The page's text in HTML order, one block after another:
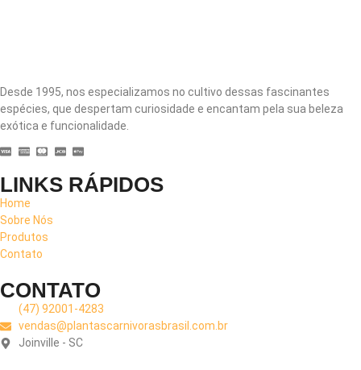
Desde 1995, nos especializamos no cultivo dessas fascinantes
espécies, que despertam curiosidade e encantam pela sua beleza
exótica e funcionalidade.
LINKS RÁPIDOS
Home
Sobre Nós
Produtos
Contato
CONTATO
(47) 92001-4283
vendas@plantascarnivorasbrasil.com.br
Joinville - SC